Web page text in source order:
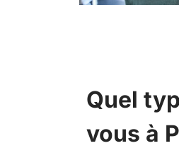
Quel
vous à